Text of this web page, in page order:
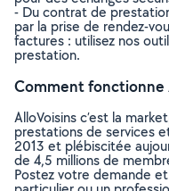
- Du contrat de
par la prise de rendez-
factures : utilisez nos
prestation.
Comment fonctionne
AlloVoisins c’est la
prestations de services
2013 et plébiscitée
de 4,5 millions de
Postez votre demande